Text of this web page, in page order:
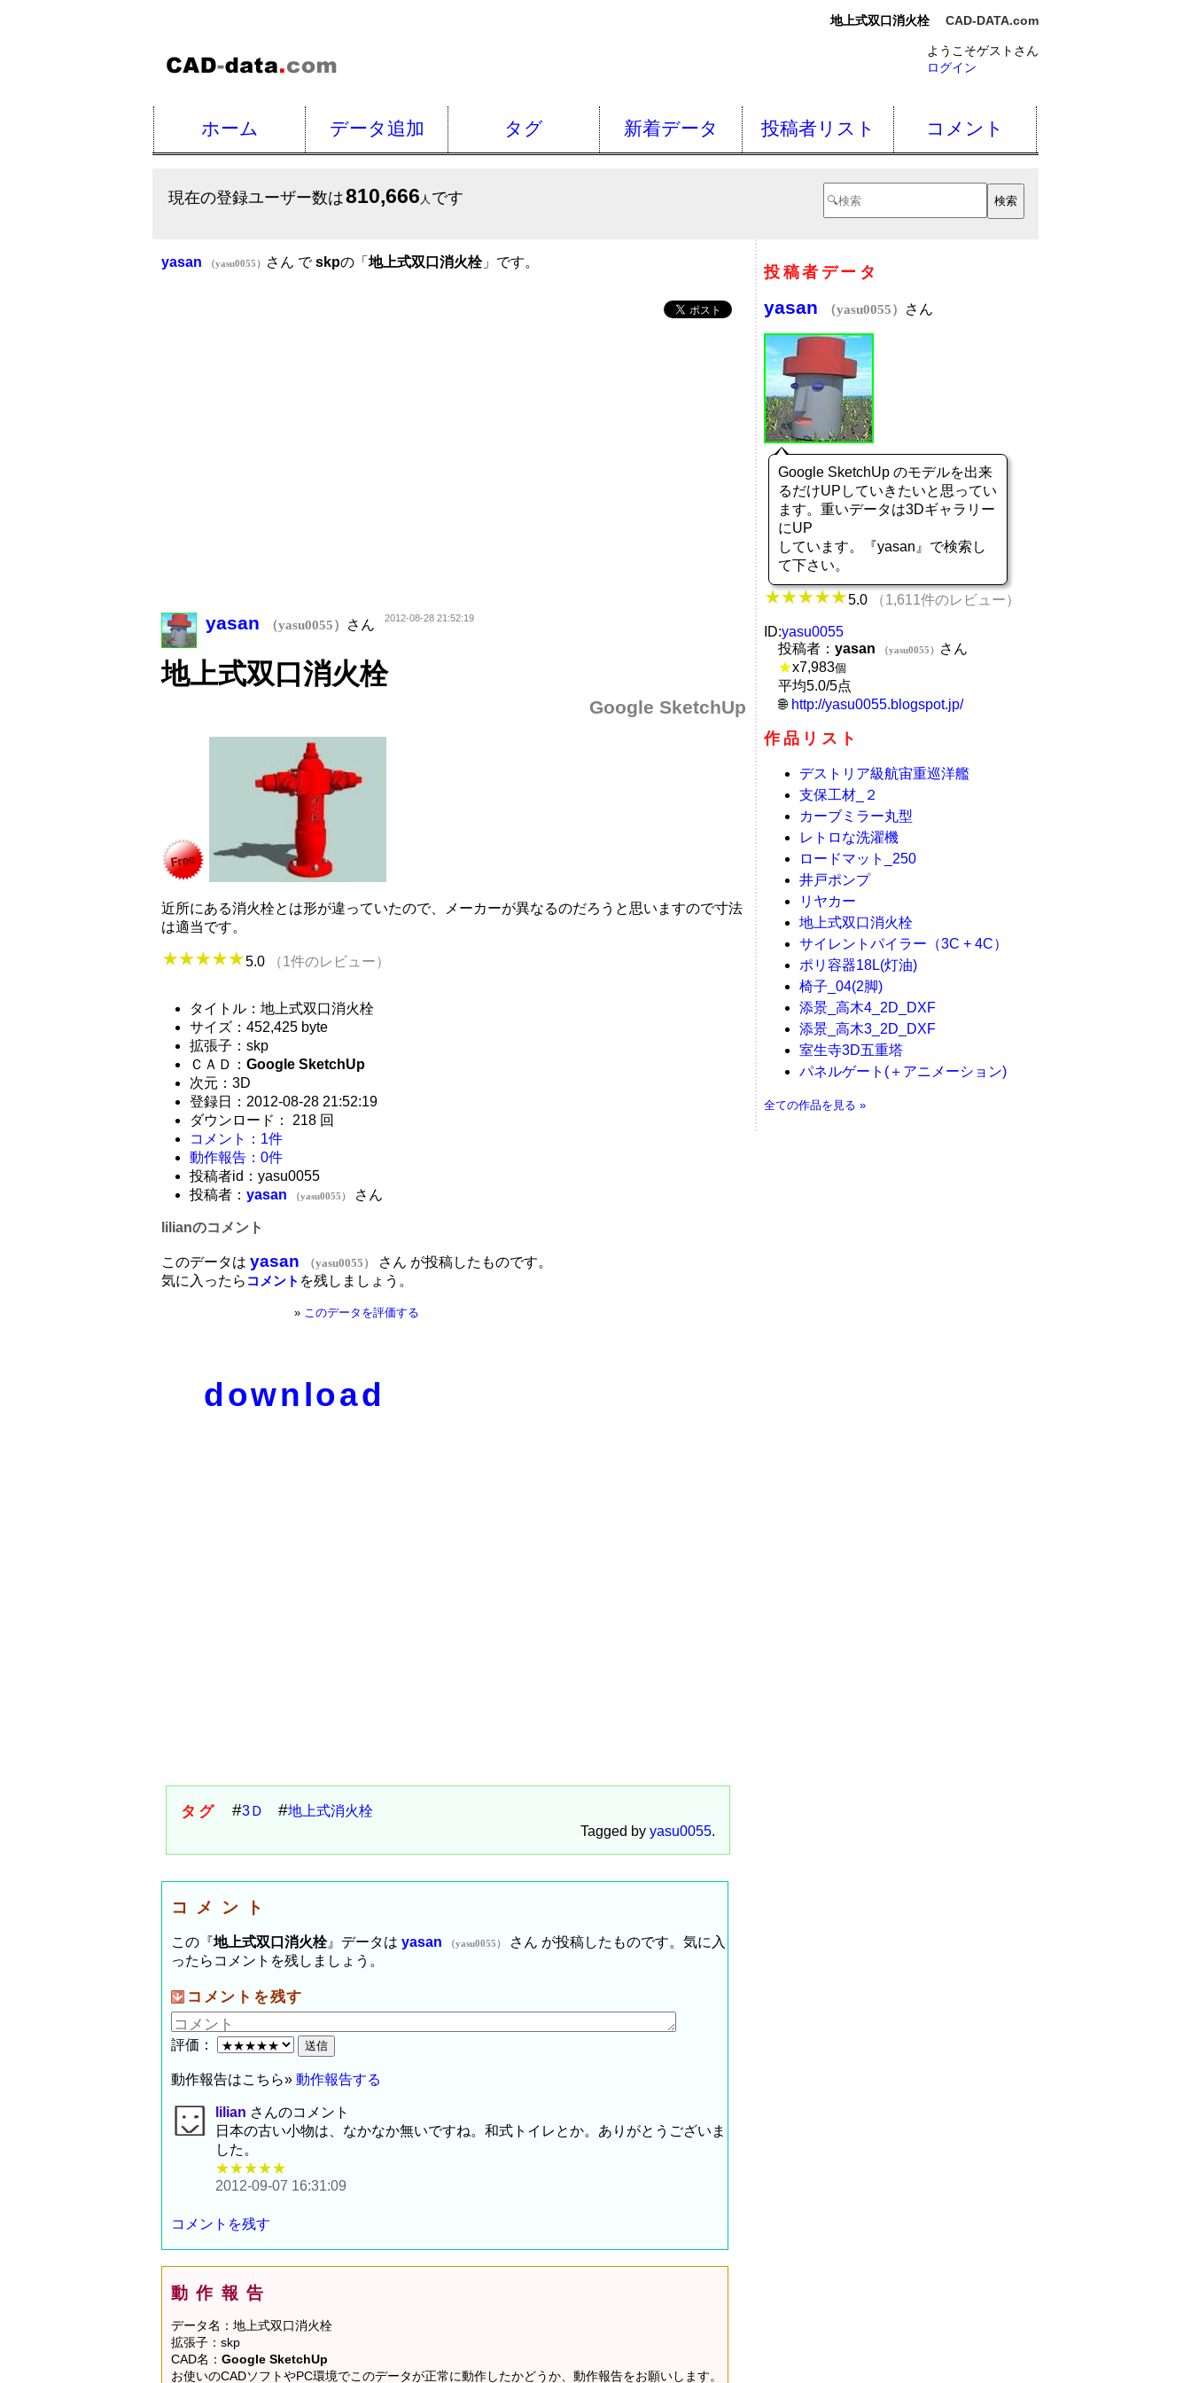
地上式双口消火栓 CAD-DATA.com
ようこそゲストさん
ログイン
ホーム データ追加 タグ 新着データ 投稿者リスト コメント
現在の登録ユーザー数は810,666 人 です
yasan （yasu0055） さん でskpの「 地上式双口消火栓」です。
yasan （yasu0055） さん 2012-08-28 21:52:19
地上式双口消火栓
Google SketchUp
近所にある消火栓とは形が違っていたので、メーカーが異なるのだろうと思いますので寸法
は適当です。
5.0 （1件のレビュー）
タイトル：地上式双口消火栓
サイズ：452,425 byte
拡張子：skp
ＣＡＤ： Google SketchUp
次元：3D
登録日：2012-08-28 21:52:19
ダウンロード： 218 回
コメント：1件
動作報告：0件
投稿者id：yasu0055
投稿者： yasan （yasu0055） さん
lilianのコメント
このデータは yasan （yasu0055）
さん が投稿したものです。
気に入ったら コメント を残しましょう。
» このデータを評価する
download
タグ 3Ｄ
地上式消火栓
Tagged by yasu0055.
コメント
この『地上式双口消火栓』データは yasan （yasu0055）
さん が投稿したものです。気に入
ったらコメントを残しましょう。
コメントを残す
評価：
動作報告はこちら» 動作報告する
lilian さんのコメント
日本の古い小物は、なかなか無いですね。和式トイレとか。ありがとうございま
した。
★★★★★
2012-09-07 16:31:09
コメントを残す
動作報告
データ名：地上式双口消火栓
拡張子：skp
CAD名： Google SketchUp
お使いのCADソフトやPC環境でこのデータが正常に動作したかどうか、動作報告をお願いします。
投稿者データ
yasan （yasu0055） さん
Google SketchUp のモデルを出来
るだけUPしていきたいと思ってい
ます。重いデータは3Dギャラリー
にUP
しています。『yasan』で検索し
て下さい。
5.0 （1,611件のレビュー）
ID:yasu0055
投稿者： yasan （yasu0055）
さん
★x7,983個
平均5.0/5点
http://yasu0055.blogspot.jp/
作品リスト
デストリア級航宙重巡洋艦
支保工材_２
カーブミラー丸型
レトロな洗濯機
ロードマット_250
井戸ポンプ
リヤカー
地上式双口消火栓
サイレントパイラー（3C + 4C）
ポリ容器18L(灯油)
椅子_04(2脚)
添景_高木4_2D_DXF
添景_高木3_2D_DXF
室生寺3D五重塔
パネルゲート(＋アニメーション)
全ての作品を見る »